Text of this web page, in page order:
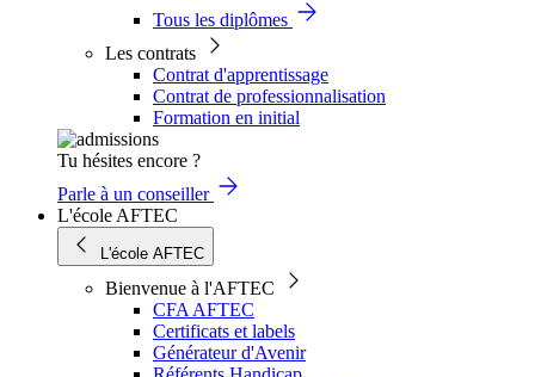
Tous les diplômes
Les contrats
Contrat d'apprentissage
Contrat de professionnalisation
Formation en initial
Tu hésites encore ?
Parle à un conseiller
L'école AFTEC
L'école AFTEC
Bienvenue à l'AFTEC
CFA AFTEC
Certificats et labels
Générateur d'Avenir